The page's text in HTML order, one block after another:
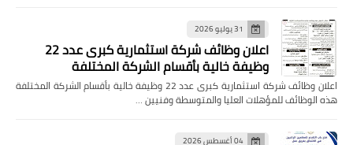
31 يوليو 2026
اعلان وظائف شركة استثمارية كبرى عدد 22
وظيفة خالية بأقسام الشركة المختلفة
اعلان وظائف شركة استثمارية كبرى عدد 22 وظيفة خالية بأقسام الشركة المختلفة
هذه الوظائف للمؤهلات العليا والمتوسطة وفنيين …
04 أغسطس 2026